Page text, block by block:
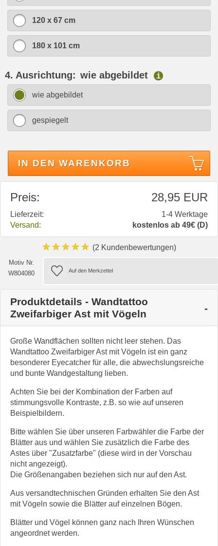
120 x 67 cm
180 x 101 cm
4. Ausrichtung: wie abgebildet i
wie abgebildet
gespiegelt
IN DEN WARENKORB
Preis: 28,95 EUR
Lieferzeit:
1-4 Werktage
Versand:
kostenlos ab 49€ (D)
★★★★★ (2 Kundenbewertungen)
Motiv Nr.
W804080
Produktdetails - Wandtattoo
Zweifarbiger Ast mit Vögeln
Große Wandflächen sollten nicht leer stehen. Das
Wandtattoo Zweifarbiger Ast mit Vögeln ist ein ganz
besonderer Eyecatcher für alle, die abwechslungsreiche
und bunte Wandgestaltung lieben.
Achten Sie bei der Kombination der Farben auf
stimmungsvolle Kontraste, z.B. so wie auf unseren
Beispielbildern.
Bitte wählen Sie über unseren Farbwähler die Farbe der
Blätter aus und wählen Sie zusätzlich die Farbe des
Astes über "Zusatzfarbe" (diese wird in der Vorschau
nicht angezeigt).
Die Größenangaben beziehen sich nur auf den Ast.
Aus versandtechnischen Gründen erhalten Sie den Ast
mit Vögeln sowie die Blätter auf einzelnen Bögen.
Blätter und Vögel können ganz nach Ihren Wünschen
angeordnet werden.